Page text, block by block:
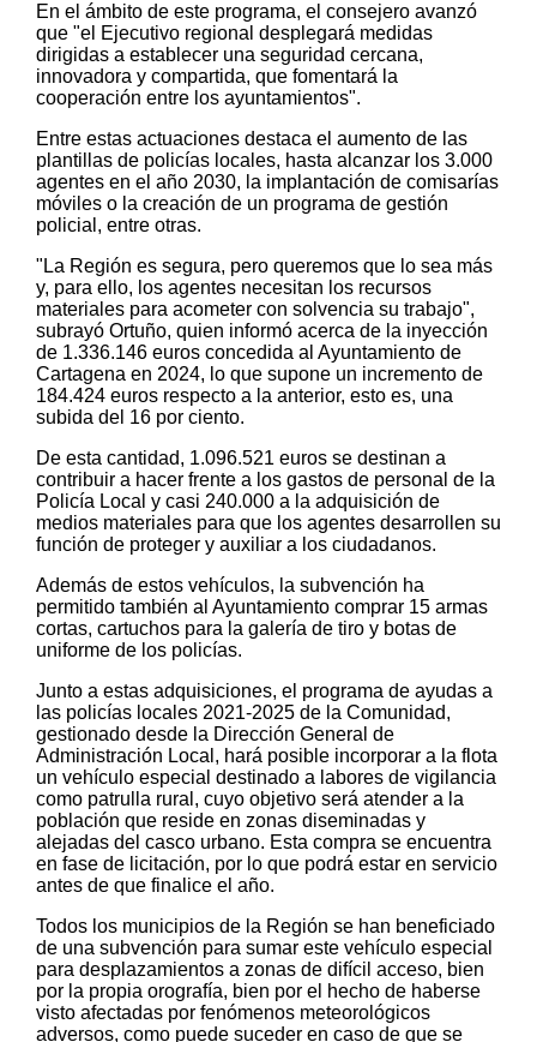
En el ámbito de este programa, el consejero avanzó
que "el Ejecutivo regional desplegará medidas
dirigidas a establecer una seguridad cercana,
innovadora y compartida, que fomentará la
cooperación entre los ayuntamientos".
Entre estas actuaciones destaca el aumento de las
plantillas de policías locales, hasta alcanzar los 3.000
agentes en el año 2030, la implantación de comisarías
móviles o la creación de un programa de gestión
policial, entre otras.
"La Región es segura, pero queremos que lo sea más
y, para ello, los agentes necesitan los recursos
materiales para acometer con solvencia su trabajo",
subrayó Ortuño, quien informó acerca de la inyección
de 1.336.146 euros concedida al Ayuntamiento de
Cartagena en 2024, lo que supone un incremento de
184.424 euros respecto a la anterior, esto es, una
subida del 16 por ciento.
De esta cantidad, 1.096.521 euros se destinan a
contribuir a hacer frente a los gastos de personal de la
Policía Local y casi 240.000 a la adquisición de
medios materiales para que los agentes desarrollen su
función de proteger y auxiliar a los ciudadanos.
Además de estos vehículos, la subvención ha
permitido también al Ayuntamiento comprar 15 armas
cortas, cartuchos para la galería de tiro y botas de
uniforme de los policías.
Junto a estas adquisiciones, el programa de ayudas a
las policías locales 2021-2025 de la Comunidad,
gestionado desde la Dirección General de
Administración Local, hará posible incorporar a la flota
un vehículo especial destinado a labores de vigilancia
como patrulla rural, cuyo objetivo será atender a la
población que reside en zonas diseminadas y
alejadas del casco urbano. Esta compra se encuentra
en fase de licitación, por lo que podrá estar en servicio
antes de que finalice el año.
Todos los municipios de la Región se han beneficiado
de una subvención para sumar este vehículo especial
para desplazamientos a zonas de difícil acceso, bien
por la propia orografía, bien por el hecho de haberse
visto afectadas por fenómenos meteorológicos
adversos, como puede suceder en caso de que se